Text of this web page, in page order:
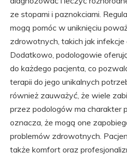
ze stopami i paznokciami.
mogą pomóc w uniknięciu
zdrowotnych, takich jak
Dodatkowo, podologowie
do każdego pacjenta, co
terapii do jego unikalnych
również zauważyć, że wiele
przez podologów ma charakter
oznacza, że mogą one
problemów zdrowotnych.
także komfort oraz